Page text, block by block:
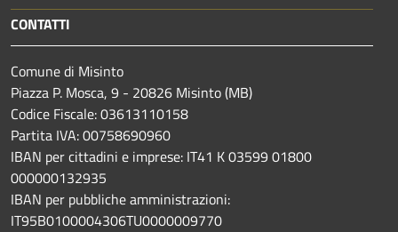
CONTATTI
Comune di Misinto
Piazza P. Mosca, 9 - 20826 Misinto (MB)
Codice Fiscale: 03613110158
Partita IVA: 00758690960
IBAN per cittadini e imprese: IT41 K 03599 01800
000000132935
IBAN per pubbliche amministrazioni:
IT95B0100004306TU0000009770